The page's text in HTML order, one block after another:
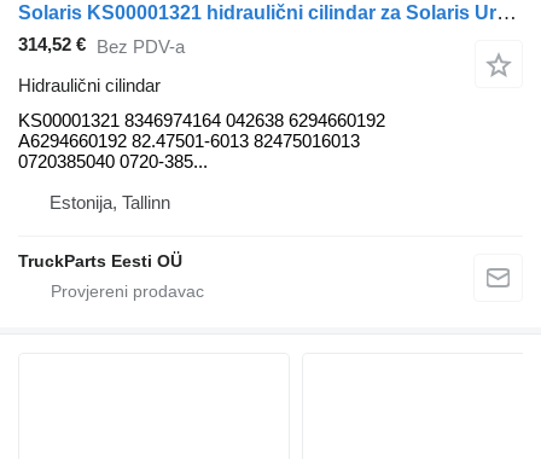
Solaris KS00001321 hidraulični cilindar za Solaris Urbino, Alpino, Vacanza (1999-) autobusa
314,52 € Bez PDV-a
Hidraulični cilindar
KS00001321 8346974164 042638 6294660192
A6294660192 82.47501-6013 82475016013
0720385040 0720-385...
Estonija, Tallinn
TruckParts Eesti OÜ